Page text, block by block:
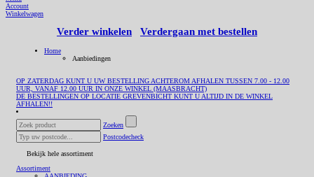
Account
Winkelwagen
Verder winkelen Verdergaan met bestellen
Home
Aanbiedingen
OP ZATERDAG KUNT U UW BESTELLING ACHTEROM AFHALEN TUSSEN 7.00 - 12.00
UUR, VANAF 12.00 UUR IN ONZE WINKEL (MAASBRACHT)
DE BESTELLINGEN OP LOCATIE GREVENBICHT KUNT U ALTIJD IN DE WINKEL
AFHALEN!!
Zoeken
Postcodecheck
Bekijk hele assortiment
Assortiment